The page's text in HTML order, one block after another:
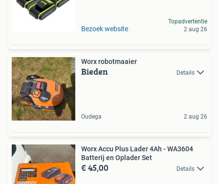
Bezoek website
Topadvertentie
2 aug 26
Worx robotmaaier
Bieden Details
Oudega 2 aug 26
Worx Accu Plus Lader 4Ah - WA3604
Batterij en Oplader Set
€ 45,00 Details